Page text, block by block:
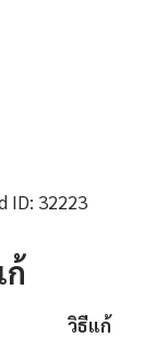
ID: 32223
วิธีแก้